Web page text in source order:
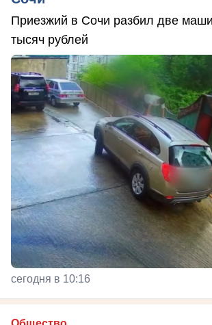
Приезжий в Сочи разбил две
тысяч рублей
сегодня в 10:16